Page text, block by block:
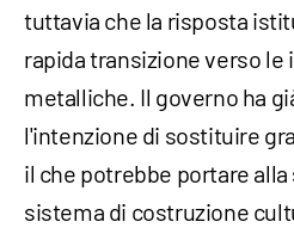
tuttavia che la risposta
rapida transizione verso le
metalliche. Il governo ha
l'intenzione di sostituire
il che potrebbe portare
sistema di costruzione